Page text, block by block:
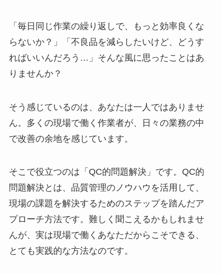
「毎日同じ作業の繰り返しで、もっと効率良くな
らないか？」「不良品を減らしたいけど、どうす
ればいいんだろう…」そんな風に思ったことはあ
りませんか？
そう感じているのは、あなたは一人ではありませ
ん。多くの現場で働く作業者が、日々の業務の中
で改善の余地を感じています。
そこで役立つのは「QC的問題解決」です。QC的
問題解決とは、品質管理のノウハウを活用して、
現場の課題を解決するためのステップを踏んだア
プローチ方法です。難しく聞こえるかもしれませ
んが、実は現場で働くあなただからこそできる、
とても実践的な方法なのです。